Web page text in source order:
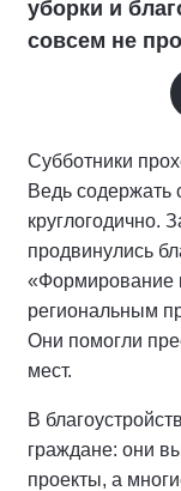
уборки и
совсем не
Субботники
Ведь содержать
круглогодично.
продвинулись
«Формирование
региональным
Они помогли
мест.
В
граждане: они
проекты, а